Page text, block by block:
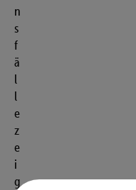
n
s
f
ä
l
l
e
z
e
i
g